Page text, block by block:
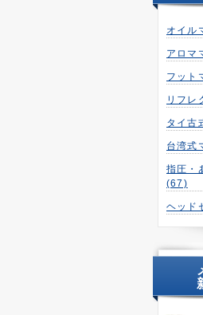
オイル
アロマ
フット
リフレ
タイ古
台湾式
指圧・
(67)
ヘッド